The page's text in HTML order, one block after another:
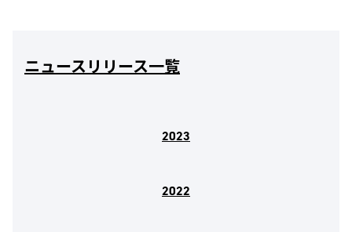
ニュースリリース一覧
2023
2022